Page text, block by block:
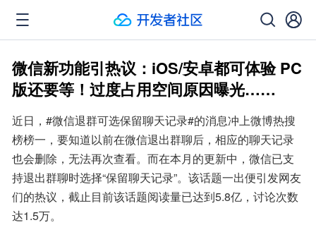
微信新功能引热议：iOS/安卓都可体验 PC
版还要等！过度占用空间原因曝光……
近日，#微信退群可选保留聊天记录#的消息冲上微博热搜
榜榜一，要知道以前在微信退出群聊后，相应的聊天记录
也会删除，无法再次查看。而在本月的更新中，微信已支
持退出群聊时选择“保留聊天记录”。该话题一出便引发网友
们的热议，截止目前该话题阅读量已达到5.8亿，讨论次数
达1.5万。